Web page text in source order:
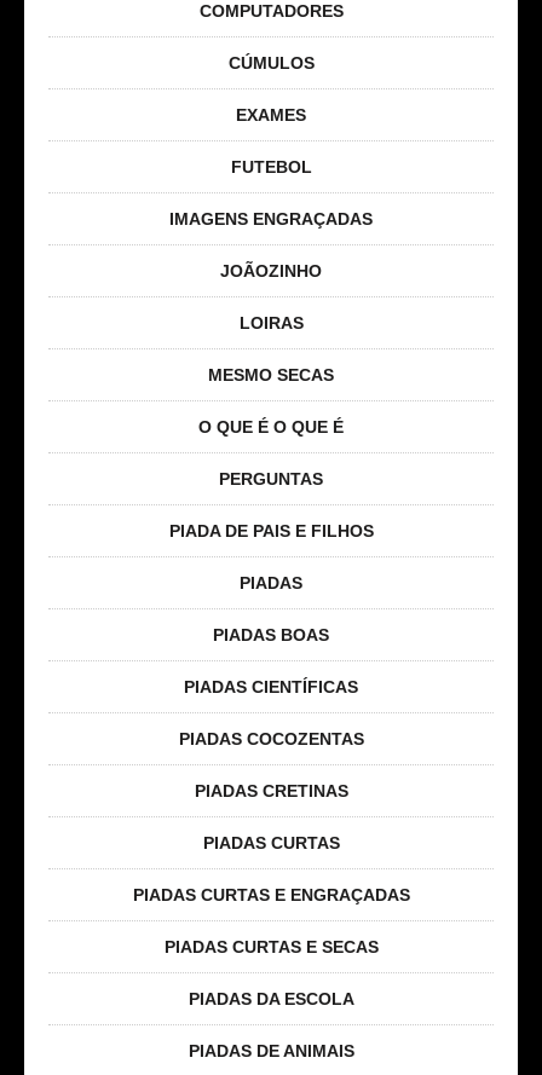
COMPUTADORES
CÚMULOS
EXAMES
FUTEBOL
IMAGENS ENGRAÇADAS
JOÃOZINHO
LOIRAS
MESMO SECAS
O QUE É O QUE É
PERGUNTAS
PIADA DE PAIS E FILHOS
PIADAS
PIADAS BOAS
PIADAS CIENTÍFICAS
PIADAS COCOZENTAS
PIADAS CRETINAS
PIADAS CURTAS
PIADAS CURTAS E ENGRAÇADAS
PIADAS CURTAS E SECAS
PIADAS DA ESCOLA
PIADAS DE ANIMAIS